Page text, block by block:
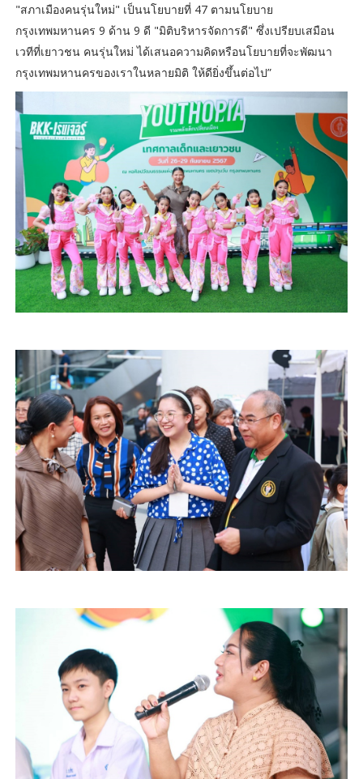
"สภาเมืองคนรุ่นใหม่" เป็นนโยบายที่ 47 ตามนโยบาย
กรุงเทพมหานคร 9 ด้าน 9 ดี "มิติบริหารจัดการดี" ซึ่งเปรียบเสมือน
เวทีที่เยาวชน คนรุ่นใหม่ ได้เสนอความคิดหรือนโยบายที่จะพัฒนา
กรุงเทพมหานครของเราในหลายมิติ ให้ดียิ่งขึ้นต่อไป”